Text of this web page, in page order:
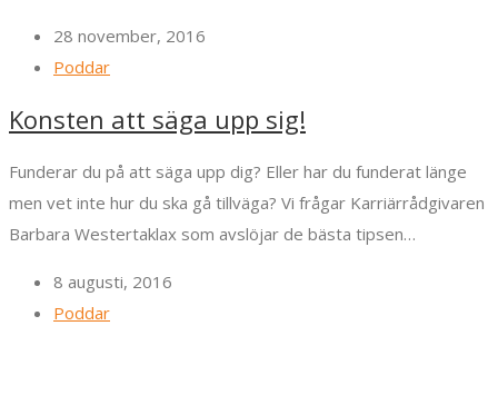
28 november, 2016
Poddar
Konsten att säga upp sig!
Funderar du på att säga upp dig? Eller har du funderat länge
men vet inte hur du ska gå tillväga? Vi frågar Karriärrådgivaren
Barbara Westertaklax som avslöjar de bästa tipsen…
8 augusti, 2016
Poddar